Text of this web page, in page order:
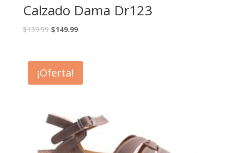
Calzado Dama Dr123
$159.99 $149.99
¡Oferta!